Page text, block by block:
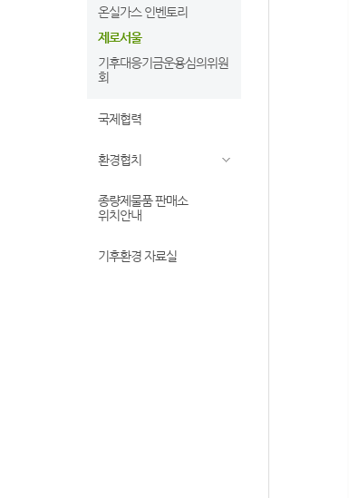
온실가스 인벤토리
제로서울
기후대응기금운용심의위원
회
국제협력
환경협치
종량제물품 판매소
위치안내
기후환경 자료실